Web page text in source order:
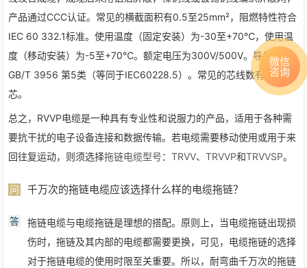
产品通过CCC认证。常见的横截面积有0.5至25mm²，阻燃特性符合
IEC 60 332.1标准。使用温度（固定安装）为-30至+70℃，使用温
度（移动安装）为-5至+70℃。额定电压为300V/500V。导体符合
GB/T 3956 第5类（等同于IEC60228.5）。常见的芯线数有2至24
芯。
总之，RVVP电缆是一种具有专业性和说服力的产品，适用于各种需
要抗干扰的电子设备连接和数据传输。若电缆需要移动使用或用于来
回往复运动，则须选择拖链电缆型号： TRVV、 TRVVP和TRVVSP。
问 千万次的拖链电缆应该选择什么样的电缆拖链？
答
拖链电缆与电缆拖链是理想的搭配。原则上，当电缆拖链出现损
伤时，拖链及其内部的电缆都需要更换，可见，电缆拖链的选择
对于拖链电缆的使用时限至关重要。所以，耐弯曲千万次的拖链
微信
咨询